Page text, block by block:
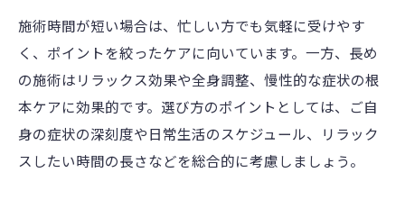
整体の施術時間ごとに異なる効果を解説
整体 1 時間 相場と時間別の施術内容
整体 20分や30分、60分の違いを比較
整体 施術時間が長い場合の持続性
施術時間が短い場合は、忙しい方でも気軽に受けやす
く、ポイントを絞ったケアに向いています。一方、長め
の施術はリラックス効果や全身調整、慢性的な症状の根
本ケアに効果的です。選び方のポイントとしては、ご自
身の症状の深刻度や日常生活のスケジュール、リラック
スしたい時間の長さなどを総合的に考慮しましょう。